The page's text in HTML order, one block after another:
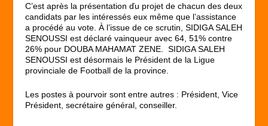
C’est après la présentation ďu projet de chacun des deux
candidats par les intéressés eux même que l’assistance
a procédé au vote. À l’issue de ce scrutin, SIDIGA SALEH
SENOUSSI est déclaré vainqueur avec 64, 51% contre
26% pour DOUBA MAHAMAT ZENE. SIDIGA SALEH
SENOUSSI est désormais le Président de la Ligue
provinciale de Football de la province.
Les postes à pourvoir sont entre autres : Président, Vice
Président, secrétaire général, conseiller.